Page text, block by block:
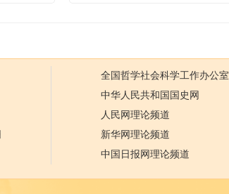
全国哲学社会科学工作办公室
中华人民共和国国史网
人民网理论频道
新华网理论频道
中国日报网理论频道